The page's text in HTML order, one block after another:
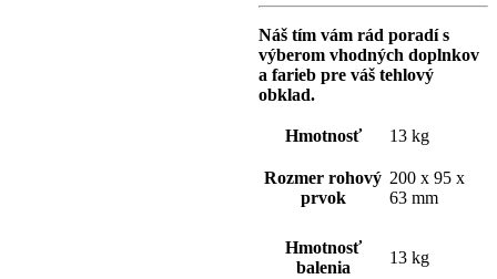
Náš tím vám rád poradí s
výberom vhodných doplnkov
a farieb pre váš tehlový
obklad.
Hmotnosť 13 kg
Rozmer rohový
prvok
200 x 95 x
63 mm
Hmotnosť
balenia
13 kg